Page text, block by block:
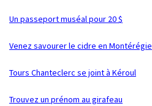
Un passeport muséal pour 20 $
Venez savourer le cidre en Montérégie
Tours Chanteclerc se joint à Kéroul
Trouvez un prénom au girafeau